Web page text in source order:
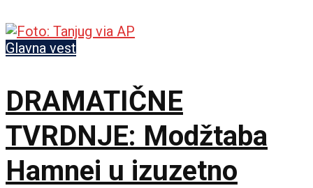
Glavna vest
DRAMATIČNE
TVRDNJE: Modžtaba
Hamnei u izuzetno